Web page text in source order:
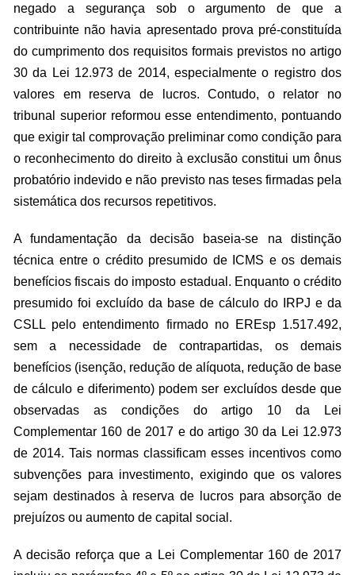
negado a segurança sob o argumento de que a
contribuinte não havia apresentado prova pré-constituída
do cumprimento dos requisitos formais previstos no artigo
30 da Lei 12.973 de 2014, especialmente o registro dos
valores em reserva de lucros. Contudo, o relator no
tribunal superior reformou esse entendimento, pontuando
que exigir tal comprovação preliminar como condição para
o reconhecimento do direito à exclusão constitui um ônus
probatório indevido e não previsto nas teses firmadas pela
sistemática dos recursos repetitivos.
A fundamentação da decisão baseia-se na distinção
técnica entre o crédito presumido de ICMS e os demais
benefícios fiscais do imposto estadual. Enquanto o crédito
presumido foi excluído da base de cálculo do IRPJ e da
CSLL pelo entendimento firmado no EREsp 1.517.492,
sem a necessidade de contrapartidas, os demais
benefícios (isenção, redução de alíquota, redução de base
de cálculo e diferimento) podem ser excluídos desde que
observadas as condições do artigo 10 da Lei
Complementar 160 de 2017 e do artigo 30 da Lei 12.973
de 2014. Tais normas classificam esses incentivos como
subvenções para investimento, exigindo que os valores
sejam destinados à reserva de lucros para absorção de
prejuízos ou aumento de capital social.
A decisão reforça que a Lei Complementar 160 de 2017